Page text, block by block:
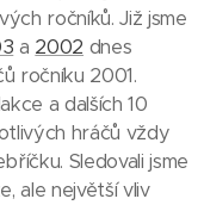
ročníků. Již jsme
a 2002 dnes
ročníku 2001.
a dalších 10
hráčů vždy
Sledovali jsme
ale největší vliv